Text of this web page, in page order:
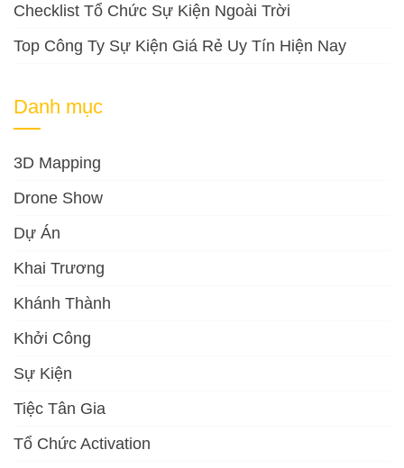
Checklist Tổ Chức Sự Kiện Ngoài Trời
Top Công Ty Sự Kiện Giá Rẻ Uy Tín Hiện Nay
Danh mục
3D Mapping
Drone Show
Dự Án
Khai Trương
Khánh Thành
Khởi Công
Sự Kiện
Tiệc Tân Gia
Tổ Chức Activation